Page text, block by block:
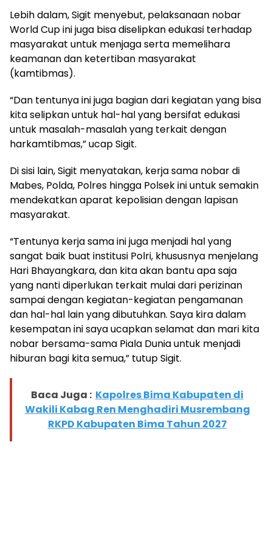
Lebih dalam, Sigit menyebut, pelaksanaan nobar
World Cup ini juga bisa diselipkan edukasi terhadap
masyarakat untuk menjaga serta memelihara
keamanan dan ketertiban masyarakat
(kamtibmas).
“Dan tentunya ini juga bagian dari kegiatan yang bisa
kita selipkan untuk hal-hal yang bersifat edukasi
untuk masalah-masalah yang terkait dengan
harkamtibmas,” ucap Sigit.
Di sisi lain, Sigit menyatakan, kerja sama nobar di
Mabes, Polda, Polres hingga Polsek ini untuk semakin
mendekatkan aparat kepolisian dengan lapisan
masyarakat.
“Tentunya kerja sama ini juga menjadi hal yang
sangat baik buat institusi Polri, khususnya menjelang
Hari Bhayangkara, dan kita akan bantu apa saja
yang nanti diperlukan terkait mulai dari perizinan
sampai dengan kegiatan-kegiatan pengamanan
dan hal-hal lain yang dibutuhkan. Saya kira dalam
kesempatan ini saya ucapkan selamat dan mari kita
nobar bersama-sama Piala Dunia untuk menjadi
hiburan bagi kita semua,” tutup Sigit.
Baca Juga : Kapolres Bima Kabupaten di
Wakili Kabag Ren Menghadiri Musrembang
RKPD Kabupaten Bima Tahun 2027